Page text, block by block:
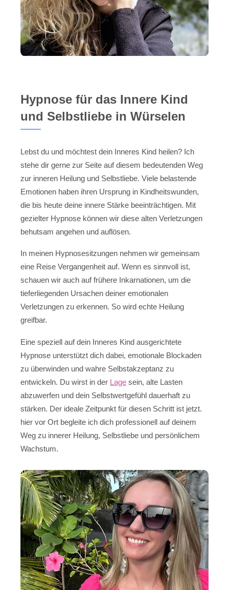
Hypnose für das Innere Kind
und Selbstliebe in Würselen
Lebst du und möchtest dein Inneres Kind heilen? Ich
stehe dir gerne zur Seite auf diesem bedeutenden Weg
zur inneren Heilung und Selbstliebe. Viele belastende
Emotionen haben ihren Ursprung in Kindheitswunden,
die bis heute deine innere Stärke beeinträchtigen. Mit
gezielter Hypnose können wir diese alten Verletzungen
behutsam angehen und auflösen.
In meinen Hypnosesitzungen nehmen wir gemeinsam
eine Reise Vergangenheit auf. Wenn es sinnvoll ist,
schauen wir auch auf frühere Inkarnationen, um die
tieferliegenden Ursachen deiner emotionalen
Verletzungen zu erkennen. So wird echte Heilung
greifbar.
Eine speziell auf dein Inneres Kind ausgerichtete
Hypnose unterstützt dich dabei, emotionale Blockaden
zu überwinden und wahre Selbstakzeptanz zu
entwickeln. Du wirst in der Lage sein, alte Lasten
abzuwerfen und dein Selbstwertgefühl dauerhaft zu
stärken. Der ideale Zeitpunkt für diesen Schritt ist jetzt.
hier vor Ort begleite ich dich professionell auf deinem
Weg zu innerer Heilung, Selbstliebe und persönlichem
Wachstum.